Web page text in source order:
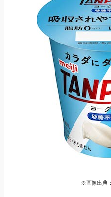
※画像出典：